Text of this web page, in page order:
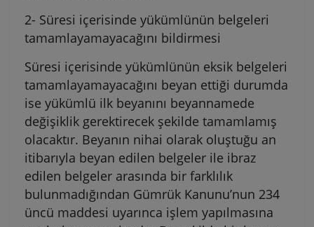
2- Süresi içerisinde yükümlünün belgeleri
tamamlayamayacağını bildirmesi
Süresi içerisinde yükümlünün eksik belgeleri
tamamlayamayacağını beyan ettiği durumda
ise yükümlü ilk beyanını beyannamede
değişiklik gerektirecek şekilde tamamlamış
olacaktır. Beyanın nihai olarak oluştuğu an
itibarıyla beyan edilen belgeler ile ibraz
edilen belgeler arasında bir farklılık
bulunmadığından Gümrük Kanunu’nun 234
üncü maddesi uyarınca işlem yapılmasına